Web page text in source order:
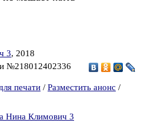
3, 2018
№218012402336
печати / Разместить анонс /
Нина Климович 3